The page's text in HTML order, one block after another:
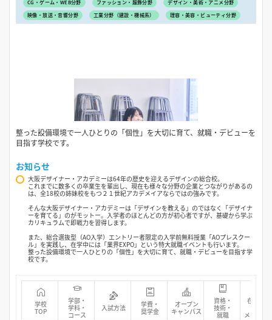
CG・ゲーム・WEB分野 ファッション・服飾分野
デザイン・美術・アニメ分野
映像・放送・音響分野
工業分野（建設・機械系） 理容・美容・ビューティ分野
整った設備環境で一人ひとりの「個性」を大切に育て、就職・デビューを
目指す学校です。
お知らせ
大阪デザイナー・アカデミーは64年の歴史を迎えるデザインの総合校。
これまでに数多くの卒業生を輩出し、現在も様々な分野の企業とつながりがあるの
は、全18校の姉妹校をもつ２１世紀アカデメイアならではの強みです。
そんな大阪デザイナー・アカデミーは「デザインを教える」のではなく「デザイナ
ーを育てる」のがモットー。入学者のほとんどの方が初心者ですが、基礎から学ぶ
カリキュラムで即戦力を習得します。
また、総合選抜型（AO入学）エントリー者限定の入学前無料授業「AOプレスクー
ル」を実践し、在学中には「業界EXPO」という特大就職イベントも行います。
整った設備環境で一人ひとりの「個性」を大切に育て、就職・デビューを目指す学
校です。
学校
TOP
学部・
学科・
コース
入試方法
学費・
奨学金
オープン
キャンパス
資格・
技術・
就職
在校生・
先輩
メッセー